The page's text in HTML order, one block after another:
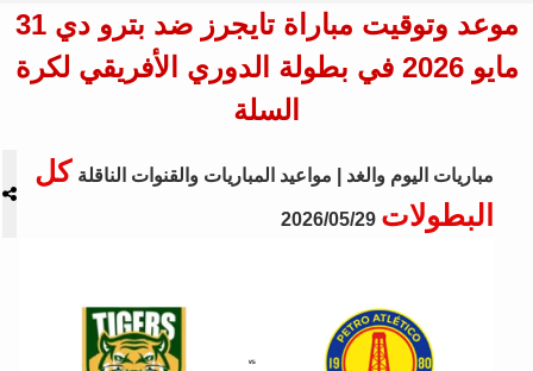
موعد وتوقيت مباراة تايجرز ضد بترو دي 31
مايو 2026 في بطولة الدوري الأفريقي لكرة
السلة
مباريات اليوم والغد | مواعيد المباريات والقنوات الناقلة كل
البطولات 2026/05/29